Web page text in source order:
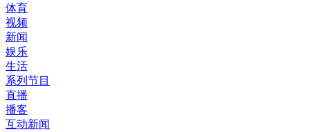
体育
视频
新闻
娱乐
生活
系列节目
直播
播客
互动新闻